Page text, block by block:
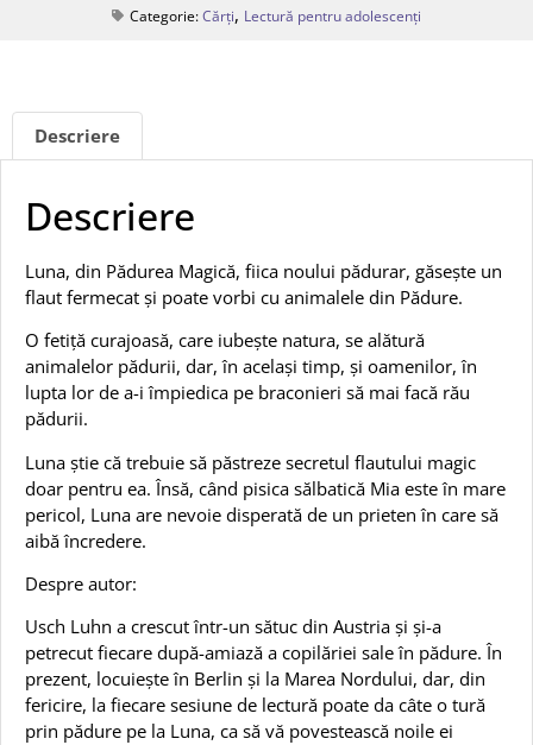
Categorie:Cărți, Lectură pentru adolescenți
Descriere
Descriere
Luna, din Pădurea Magică, fiica noului pădurar, găsește un
flaut fermecat și poate vorbi cu animalele din Pădure.
O fetiță curajoasă, care iubește natura, se alătură
animalelor pădurii, dar, în același timp, și oamenilor, în
lupta lor de a-i împiedica pe braconieri să mai facă rău
pădurii.
Luna știe că trebuie să păstreze secretul flautului magic
doar pentru ea. Însă, când pisica sălbatică Mia este în mare
pericol, Luna are nevoie disperată de un prieten în care să
aibă încredere.
Despre autor:
Usch Luhn a crescut într-un sătuc din Austria și și-a
petrecut fiecare după-amiază a copilăriei sale în pădure. În
prezent, locuiește în Berlin și la Marea Nordului, dar, din
fericire, la fiecare sesiune de lectură poate da câte o tură
prin pădure pe la Luna, ca să vă povestească noile ei